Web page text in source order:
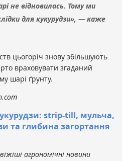
не відновилась. Тому ми
для кукурудзи», — каже
цьогоріч знову збільшують
враховувати згаданий
шарі ґрунту.
strip-till, мульча,
та глибина загортання
агрономічні новини